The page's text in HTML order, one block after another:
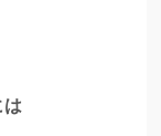
れた本（週刊誌
は